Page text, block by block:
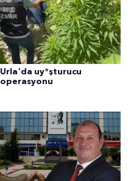
Urla'da uy*şturucu
operasyonu